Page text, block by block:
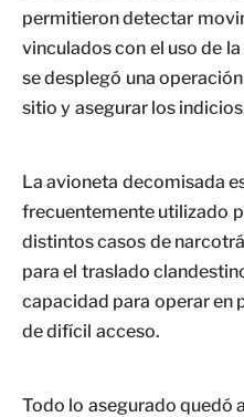
permitieron detectar
vinculados con el uso de
se desplegó una
sitio y asegurar los
La avioneta decomisada
frecuentemente utilizado
distintos casos de
para el traslado
capacidad para operar en
de difícil acceso.
Todo lo asegurado quedó